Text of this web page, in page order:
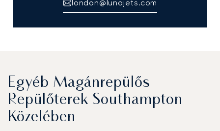
london@lunajets.com
Egyéb Magánrepülős
Repülőterek Southampton
Közelében